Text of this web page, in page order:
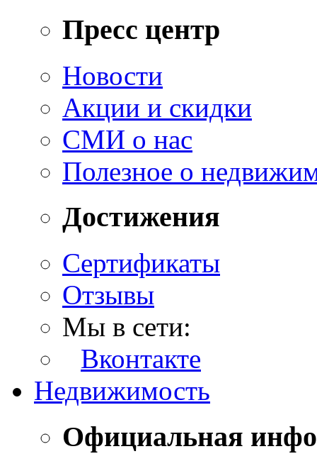
Пресс центр
Новости
Акции и скидки
СМИ о нас
Полезное о
Достижения
Сертификаты
Отзывы
Мы в сети:
Вконтакте
Недвижимость
Официальная